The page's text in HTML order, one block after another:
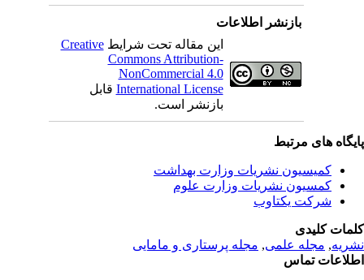
بازنشر اطلاعات
این مقاله تحت شرایطCreative
Commons Attribution-
NonCommercial 4.0
International Licenseقابل
بازنشر است.
های مرتبط
کمیسیون نشریات وزارت بهداشت
کمسیون نشریات وزارت علوم
شرکت یکتاوب
کلیدی
,مجله علمی, مجله پرستاری و مامایی
تماس